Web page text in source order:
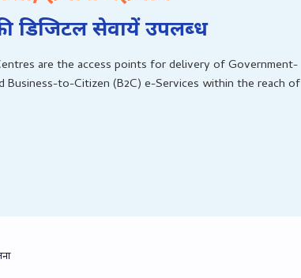
डिजिटल सेवायें उपलब्‍ध
are the access points for delivery of Government-
Business-to-Citizen (B2C) e-Services within the reach of